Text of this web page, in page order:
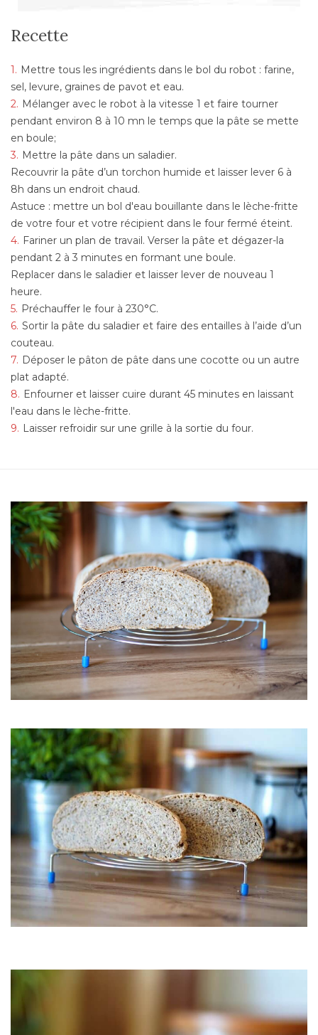
Recette
Mettre tous les ingrédients dans le bol du robot : farine,
sel, levure, graines de pavot et eau.
Mélanger avec le robot à la vitesse 1 et faire tourner
pendant environ 8 à 10 mn le temps que la pâte se mette
en boule;
Mettre la pâte dans un saladier.
Recouvrir la pâte d’un torchon humide et laisser lever 6 à
8h dans un endroit chaud.
Astuce : mettre un bol d'eau bouillante dans le lèche-fritte
de votre four et votre récipient dans le four fermé éteint.
Fariner un plan de travail. Verser la pâte et dégazer-la
pendant 2 à 3 minutes en formant une boule.
Replacer dans le saladier et laisser lever de nouveau 1
heure.
Préchauffer le four à 230°C.
Sortir la pâte du saladier et faire des entailles à l’aide d’un
couteau.
Déposer le pâton de pâte dans une cocotte ou un autre
plat adapté.
Enfourner et laisser cuire durant 45 minutes en laissant
l'eau dans le lèche-fritte.
Laisser refroidir sur une grille à la sortie du four.